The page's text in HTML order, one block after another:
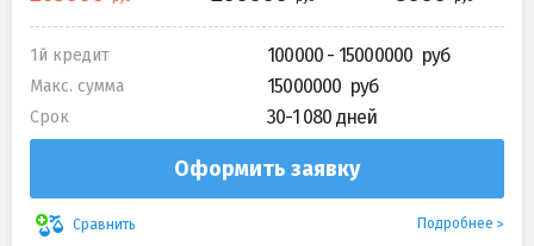
1й кредит 100000 - 15000000
Макс. сумма 15000000
Срок 30-1 080 дней
Оформить заявку
Сравнить Подробнее